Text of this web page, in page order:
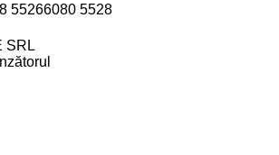
55266080 5528
SRL